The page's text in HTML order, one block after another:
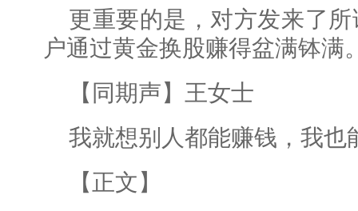
更重要的是，对方发来了
户通过黄金换股赚得盆满钵满
【同期声】王女士
我就想别人都能赚钱，我也
【正文】